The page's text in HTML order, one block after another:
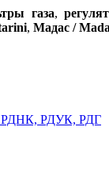
газа,
, Мадас /